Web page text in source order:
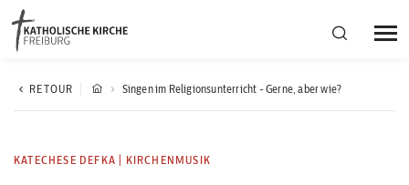
Bistumsregion Deutschfreiburg
RETOUR Singen im Religionsunterricht - Gerne, aber wie?
KATECHESE DEFKA KIRCHENMUSIK